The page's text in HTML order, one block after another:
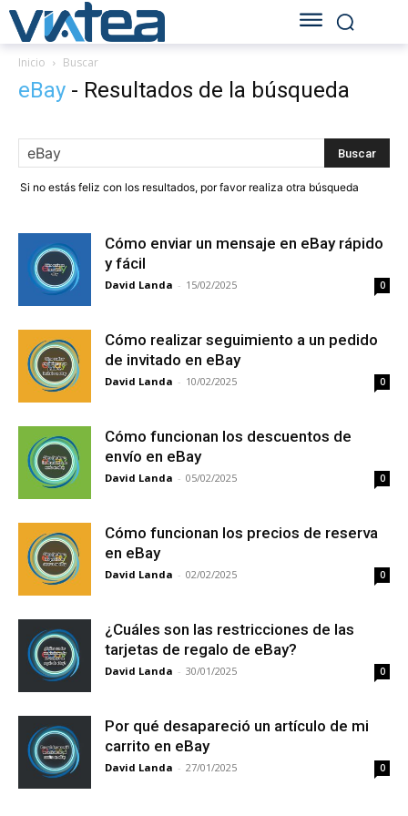
Inicio Buscar
eBay - Resultados de la búsqueda
Si no estás feliz con los resultados, por favor realiza otra búsqueda
Cómo enviar un mensaje en eBay rápido
y fácil
David Landa - 15/02/2025 0
Cómo realizar seguimiento a un pedido
de invitado en eBay
David Landa - 10/02/2025 0
Cómo funcionan los descuentos de
envío en eBay
David Landa - 05/02/2025 0
Cómo funcionan los precios de reserva
en eBay
David Landa - 02/02/2025 0
¿Cuáles son las restricciones de las
tarjetas de regalo de eBay?
David Landa - 30/01/2025 0
Por qué desapareció un artículo de mi
carrito en eBay
David Landa - 27/01/2025 0